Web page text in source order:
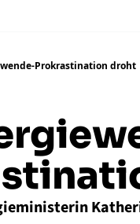
Prokrastination droht